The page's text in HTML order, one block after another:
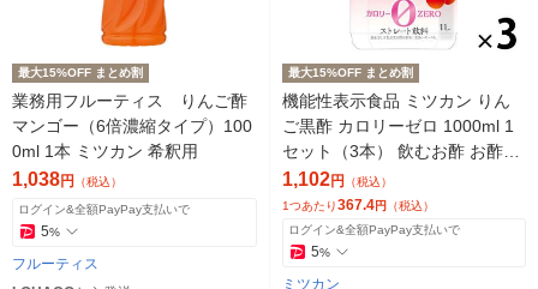
最大15%OFF まとめ割
業務用フルーティス りんご酢
マンゴー（6倍濃縮タイプ）100
0ml 1本 ミツカン 希釈用
1,038円 （税込）
ログイン&全額PayPay支払いで
5%
フルーティス
最大15%OFF まとめ割
機能性表示食品 ミツカン りん
ご黒酢 カロリーゼロ 1000ml 1
セット（3本） 飲むお酢 お酢ド
リンク リンゴ酢
1,102円
（税込）
1つあたり367.4円 （税込）
ログイン&全額PayPay支払いで
5%
ミツカン